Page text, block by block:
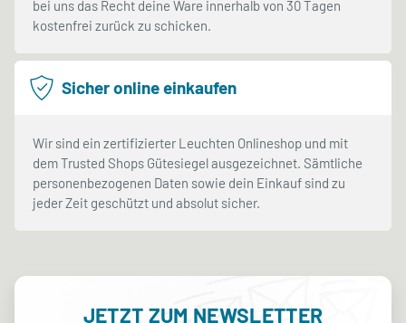
bei uns das Recht deine Ware innerhalb von 30 Tagen
kostenfrei zurück zu schicken.
Sicher online einkaufen
Wir sind ein zertifizierter Leuchten Onlineshop und mit
dem Trusted Shops Gütesiegel ausgezeichnet. Sämtliche
personenbezogenen Daten sowie dein Einkauf sind zu
jeder Zeit geschützt und absolut sicher.
JETZT ZUM NEWSLETTER